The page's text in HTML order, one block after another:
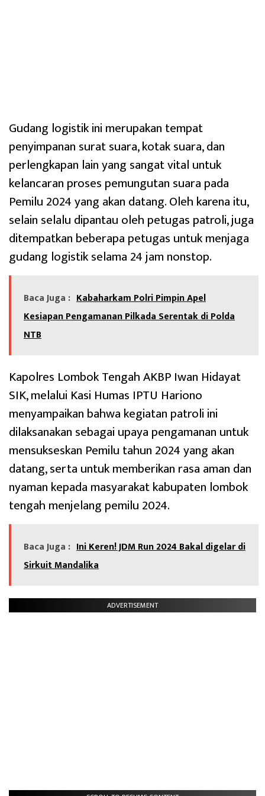
Gudang logistik ini merupakan tempat
penyimpanan surat suara, kotak suara, dan
perlengkapan lain yang sangat vital untuk
kelancaran proses pemungutan suara pada
Pemilu 2024 yang akan datang. Oleh karena itu,
selain selalu dipantau oleh petugas patroli, juga
ditempatkan beberapa petugas untuk menjaga
gudang logistik selama 24 jam nonstop.
Baca Juga : Kabaharkam Polri Pimpin Apel
Kesiapan Pengamanan Pilkada Serentak di Polda
NTB
Kapolres Lombok Tengah AKBP Iwan Hidayat
SIK, melalui Kasi Humas IPTU Hariono
menyampaikan bahwa kegiatan patroli ini
dilaksanakan sebagai upaya pengamanan untuk
mensukseskan Pemilu tahun 2024 yang akan
datang, serta untuk memberikan rasa aman dan
nyaman kepada masyarakat kabupaten lombok
tengah menjelang pemilu 2024.
Baca Juga : Ini Keren! JDM Run 2024 Bakal digelar di
Sirkuit Mandalika
ADVERTISEMENT